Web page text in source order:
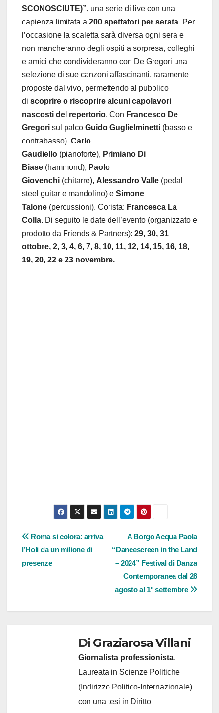
SCONOSCIUTE)”, una serie di live con una
capienza limitata a 200 spettatori per serata. Per
l’occasione la scaletta sarà diversa ogni sera e
non mancheranno degli ospiti a sorpresa, colleghi
e amici che condivideranno con De Gregori una
selezione di sue canzoni affascinanti, raramente
proposte dal vivo, permettendo al pubblico
di scoprire o riscoprire alcuni capolavori
nascosti del repertorio. Con Francesco De
Gregori sul palco Guido Guglielminetti (basso e
contrabasso), Carlo
Gaudiello (pianoforte), Primiano Di
Biase (hammond), Paolo
Giovenchi (chitarre), Alessandro Valle (pedal
steel guitar e mandolino) e Simone
Talone (percussioni). Corista: Francesca La
Colla. Di seguito le date dell’evento (organizzato e
prodotto da Friends & Partners): 29, 30, 31
ottobre, 2, 3, 4, 6, 7, 8, 10, 11, 12, 14, 15, 16, 18,
19, 20, 22 e 23 novembre.
Navigazione
articoli
A Borgo Acqua Paola
“Dancescreen in the Land
– 2024” Festival di Danza
Contemporanea dal 28
agosto al 1° settembre
Roma si colora: arriva
l’Holi da un milione di
presenze
Di Graziarosa Villani
Giornalista professionista,
Laureata in Scienze Politiche
(Indirizzo Politico-Internazionale)
con una tesi in Diritto